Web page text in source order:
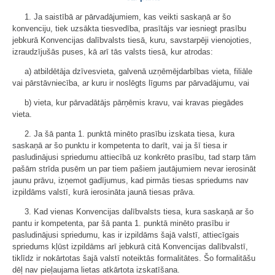
1. Ja saistībā ar pārvadājumiem, kas veikti saskaņā ar šo
konvenciju, tiek uzsākta tiesvedība, prasītājs var iesniegt prasību
jebkurā Konvencijas dalībvalsts tiesā, kuru, savstarpēji vienojoties,
izraudzījušās puses, kā arī tās valsts tiesā, kur atrodas:
a) atbildētāja dzīvesvieta, galvenā uzņēmējdarbības vieta, filiāle
vai pārstāvniecība, ar kuru ir noslēgts līgums par pārvadājumu, vai
b) vieta, kur pārvadātājs pārņēmis kravu, vai kravas piegādes
vieta.
2. Ja šā panta 1. punktā minēto prasību izskata tiesa, kura
saskaņā ar šo punktu ir kompetenta to darīt, vai ja šī tiesa ir
pasludinājusi spriedumu attiecībā uz konkrēto prasību, tad starp tām
pašām strīda pusēm un par tiem pašiem jautājumiem nevar ierosināt
jaunu prāvu, izņemot gadījumus, kad pirmās tiesas spriedums nav
izpildāms valstī, kurā ierosināta jaunā tiesas prāva.
3. Kad vienas Konvencijas dalībvalsts tiesa, kura saskaņā ar šo
pantu ir kompetenta, par šā panta 1. punktā minēto prasību ir
pasludinājusi spriedumu, kas ir izpildāms šajā valstī, attiecīgais
spriedums kļūst izpildāms arī jebkurā citā Konvencijas dalībvalstī,
tiklīdz ir nokārtotas šajā valstī noteiktās formalitātes. Šo formalitāšu
dēļ nav pieļaujama lietas atkārtota izskatīšana.